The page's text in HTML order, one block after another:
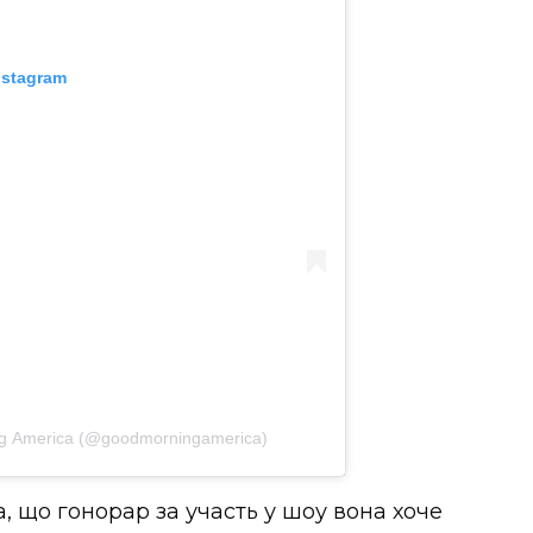
America (@goodmorningamerica)
що гонорар за участь у шоу вона хоче